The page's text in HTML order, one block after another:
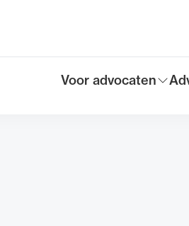
Toon submenu voor
Voor advocaten